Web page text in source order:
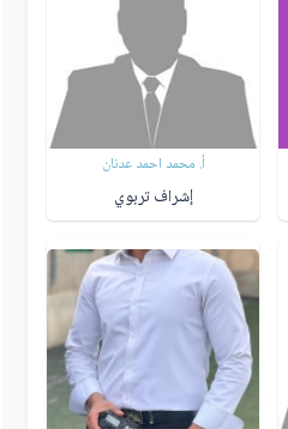
أ. محمد احمد عدنان
إشراف تربوي